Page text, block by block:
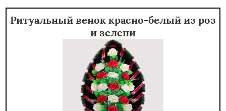
Ритуальный венок красно-белый из роз
и зелени